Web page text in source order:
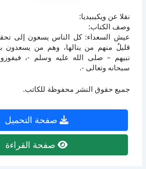
نقلا عن ويكيبيديا:
وصف الكتاب:
عيش السعداء: كل الناس يسعون إلى
قليلٌ منهم من ينالها، وهم من يسعدون
نبيهم – صلى الله عليه وسلم -،
سبحانه وتعالى -.
جميع حقوق النشر محفوظة للكاتب.
صفحة التحميل
صفحة القراءة